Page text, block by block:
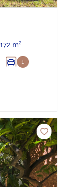
Maison 7 pièce(s) 5 chambre(s) 172 m²
1